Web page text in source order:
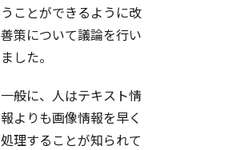
うことができるように改
善策について議論を行い
ました。
一般に、人はテキスト情
報よりも画像情報を早く
処理することが知られて